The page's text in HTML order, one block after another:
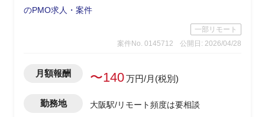
標準化・マネジメントシステム確立、マ
のPMO求人・案件
一部リモート
案件No. 0145712
公開日: 2026/04/28
月額報酬 〜140万円/月(税別)
勤務地 大阪駅/リモート頻度は要相談